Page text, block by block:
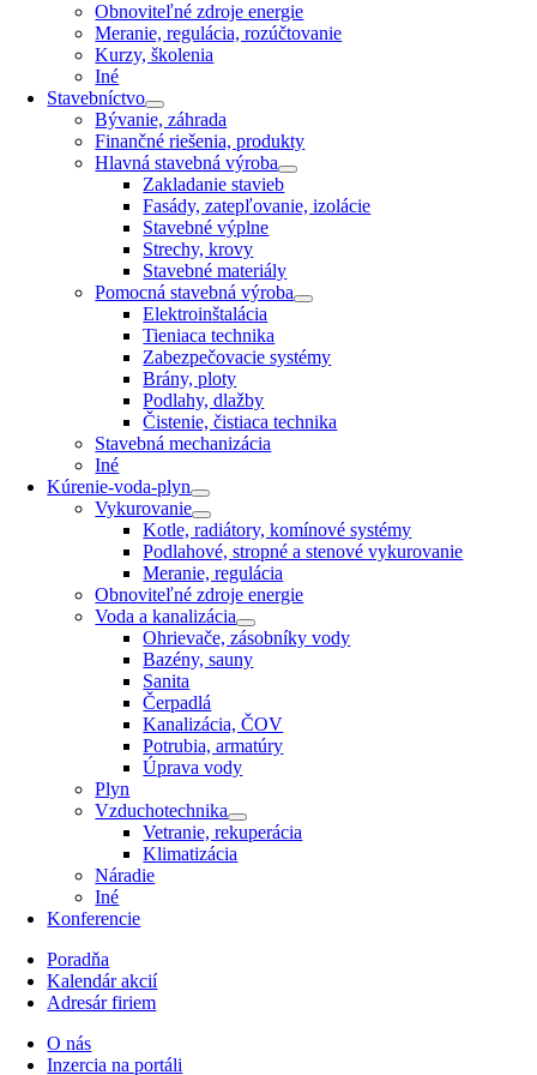
Obnoviteľné zdroje energie
Meranie, regulácia, rozúčtovanie
Kurzy, školenia
Iné
Stavebníctvo
Bývanie, záhrada
Finančné riešenia, produkty
Hlavná stavebná výroba
Zakladanie stavieb
Fasády, zatepľovanie, izolácie
Stavebné výplne
Strechy, krovy
Stavebné materiály
Pomocná stavebná výroba
Elektroinštalácia
Tieniaca technika
Zabezpečovacie systémy
Brány, ploty
Podlahy, dlažby
Čistenie, čistiaca technika
Stavebná mechanizácia
Iné
Kúrenie-voda-plyn
Vykurovanie
Kotle, radiátory, komínové systémy
Podlahové, stropné a stenové vykurovanie
Meranie, regulácia
Obnoviteľné zdroje energie
Voda a kanalizácia
Ohrievače, zásobníky vody
Bazény, sauny
Sanita
Čerpadlá
Kanalizácia, ČOV
Potrubia, armatúry
Úprava vody
Plyn
Vzduchotechnika
Vetranie, rekuperácia
Klimatizácia
Náradie
Iné
Konferencie
Poradňa
Kalendár akcií
Adresár firiem
O nás
Inzercia na portáli